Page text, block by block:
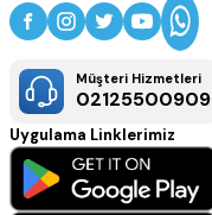
Müşteri Hizmetleri
02125500909
Uygulama Linklerimiz